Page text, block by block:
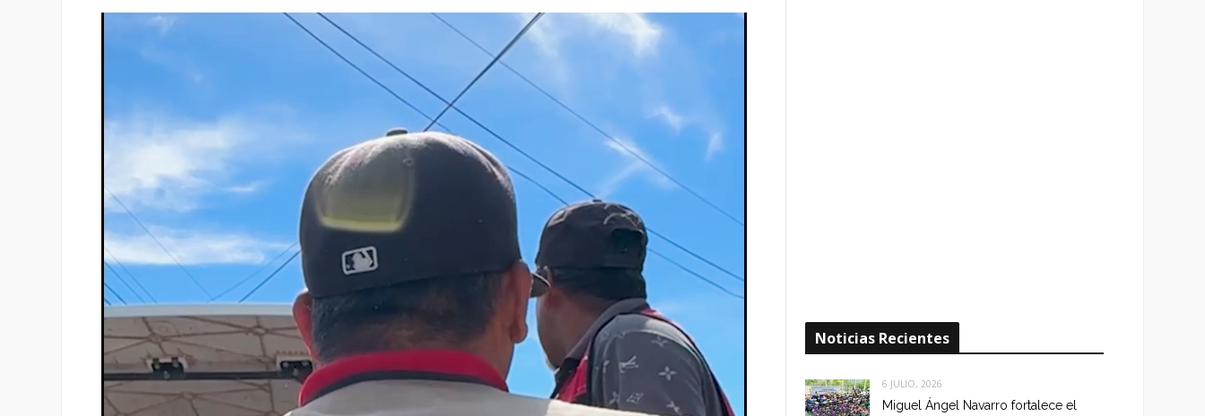
Reproductor
Noticias Recientes
6 JULIO, 2026
Miguel Ángel Navarro fortalece el